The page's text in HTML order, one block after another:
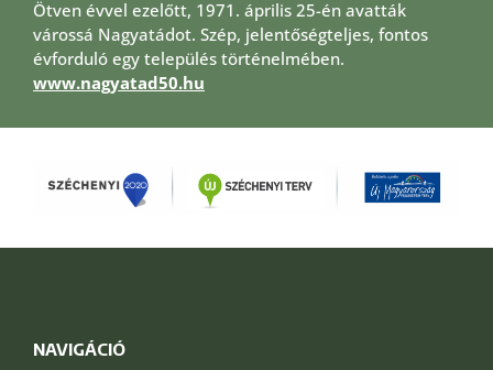
Ötven évvel ezelőtt, 1971. április 25-én avatták
várossá Nagyatádot. Szép, jelentőségteljes, fontos
évforduló egy település történelmében.
www.nagyatad50.hu
NAVIGÁCIÓ